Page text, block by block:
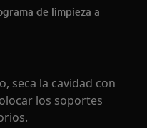
de limpieza a
seca la cavidad con
los soportes